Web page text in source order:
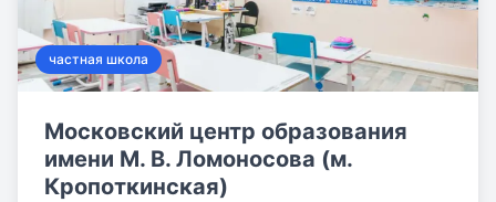
частная школа
Московский центр образования
имени М. В. Ломоносова (м.
Кропоткинская)